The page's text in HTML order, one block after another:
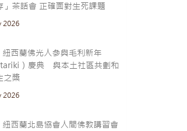
」茶話會 正確面對生死課題
2026
紐西蘭佛光人參與毛利新年
）慶典 與本土社區共劃和
之槳
2026
紐西蘭北島協會人間佛教講習會